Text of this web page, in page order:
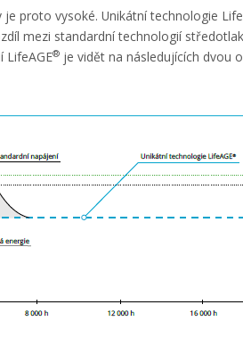
proto vysoké. Unikátní technologie
mezi standardní technologií
®je vidět na následujících dvou